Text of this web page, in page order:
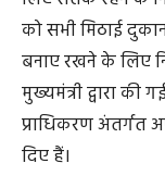
को सभी मिठाई
बनाए रखने के लिए
मुख्यमंत्री द्वारा
प्राधिकरण अंतर्गत
दिए हैं।